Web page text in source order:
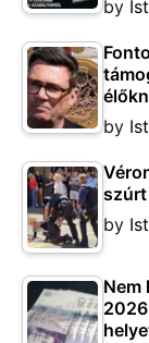
by
by
szúrt
by
Nem